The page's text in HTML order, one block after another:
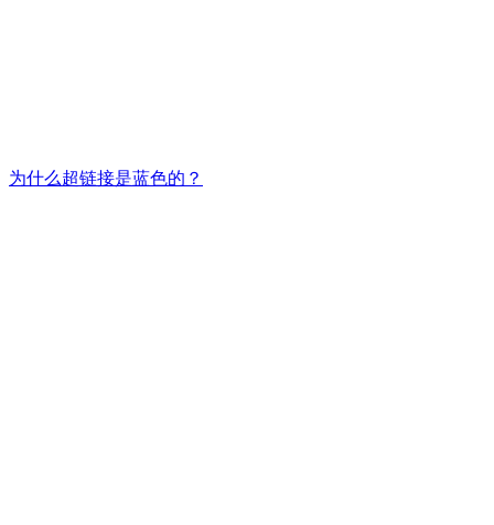
为什么超链接是蓝色的？